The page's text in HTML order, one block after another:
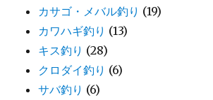
カサゴ・メバル釣り (19)
カワハギ釣り (13)
キス釣り (28)
クロダイ釣り (6)
サバ釣り (6)